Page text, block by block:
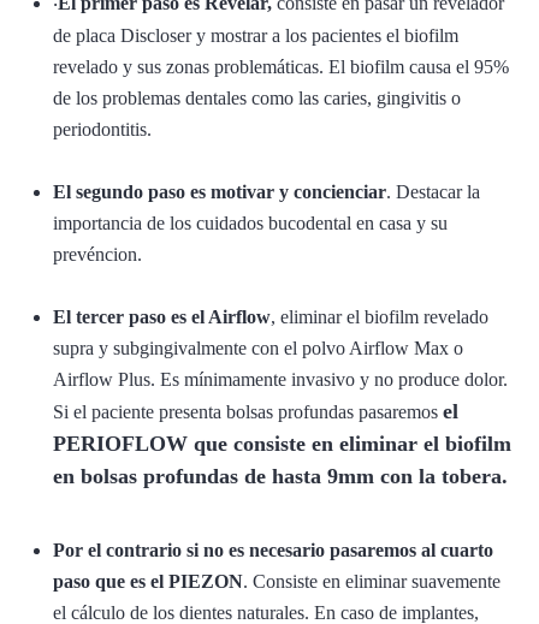
·
de placa Discloser y mostrar a los pacientes el biofilm
revelado y sus zonas problemáticas. El biofilm causa el 95%
de los problemas dentales como las caries, gingivitis o
periodontitis.
El segundo paso es motivar y concienciar. Destacar la
importancia de los cuidados bucodental en casa y su
prevéncion.
El tercer paso es el Airflow, eliminar el biofilm revelado
supra y subgingivalmente con el polvo Airflow Max o
Airflow Plus. Es mínimamente invasivo y no produce dolor.
Si el paciente presenta bolsas profundas pasaremos el
PERIOFLOW que consiste en eliminar el biofilm
en bolsas profundas de hasta 9mm con la tobera.
Por el contrario si no es necesario pasaremos al cuarto
paso que es el PIEZON. Consiste en eliminar suavemente
el cálculo de los dientes naturales. En caso de implantes,